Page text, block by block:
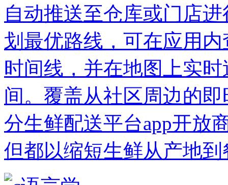
自动推送至仓库或门店
划最优路线，可在应用
时间线，并在地图上实
间。覆盖从社区周边的
分生鲜配送平台app开放
但都以缩短生鲜从产地